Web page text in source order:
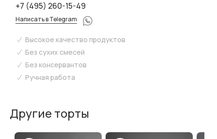
+7 (495) 260-15-49
Написать в Telegram
Высокое качество продуктов
Без сухих смесей
Без консервантов
Ручная работа
Другие торты